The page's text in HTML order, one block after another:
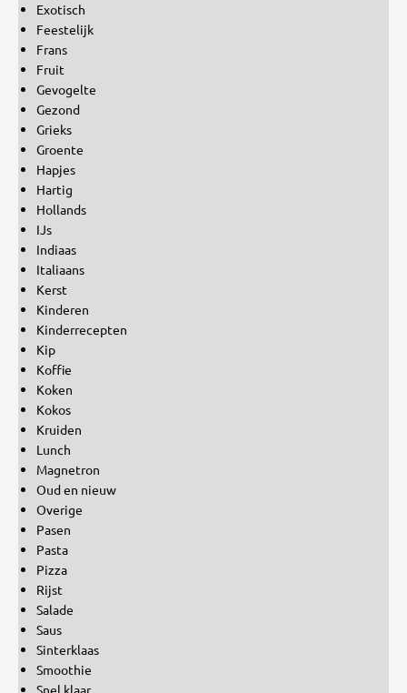
Exotisch
Feestelijk
Frans
Fruit
Gevogelte
Gezond
Grieks
Groente
Hapjes
Hartig
Hollands
IJs
Indiaas
Italiaans
Kerst
Kinderen
Kinderrecepten
Kip
Koffie
Koken
Kokos
Kruiden
Lunch
Magnetron
Oud en nieuw
Overige
Pasen
Pasta
Pizza
Rijst
Salade
Saus
Sinterklaas
Smoothie